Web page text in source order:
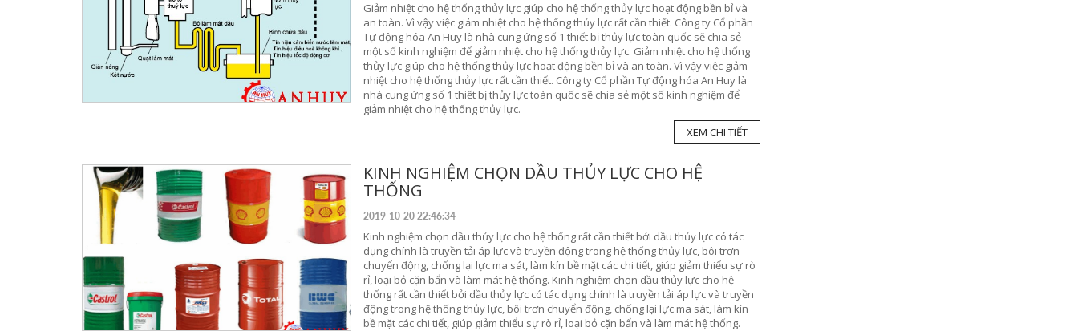
Giảm nhiệt cho hệ thống thủy lực giúp cho hệ thống thủy lực hoạt động bền bỉ và
an toàn. Vì vậy việc giảm nhiệt cho hệ thống thủy lực rất cần thiết. Công ty Cổ phần
Tự động hóa An Huy là nhà cung ứng số 1 thiết bị thủy lực toàn quốc sẽ chia sẻ
một số kinh nghiệm để giảm nhiệt cho hệ thống thủy lực. Giảm nhiệt cho hệ thống
thủy lực giúp cho hệ thống thủy lực hoạt động bền bỉ và an toàn. Vì vậy việc giảm
nhiệt cho hệ thống thủy lực rất cần thiết. Công ty Cổ phần Tự động hóa An Huy là
nhà cung ứng số 1 thiết bị thủy lực toàn quốc sẽ chia sẻ một số kinh nghiệm để
giảm nhiệt cho hệ thống thủy lực.
XEM CHI TIẾT
KINH NGHIỆM CHỌN DẦU THỦY LỰC CHO HỆ
THỐNG
2019-10-20 22:46:34
Kinh nghiệm chọn dầu thủy lực cho hệ thống rất cần thiết bởi dầu thủy lực có tác
dụng chính là truyền tải áp lực và truyền động trong hệ thống thủy lực, bôi trơn
chuyển động, chống lại lực ma sát, làm kín bề mặt các chi tiết, giúp giảm thiểu sự rò
rỉ, loại bỏ cặn bẩn và làm mát hệ thống. Kinh nghiệm chọn dầu thủy lực cho hệ
thống rất cần thiết bởi dầu thủy lực có tác dụng chính là truyền tải áp lực và truyền
động trong hệ thống thủy lực, bôi trơn chuyển động, chống lại lực ma sát, làm kín
bề mặt các chi tiết, giúp giảm thiểu sự rò rỉ, loại bỏ cặn bẩn và làm mát hệ thống.